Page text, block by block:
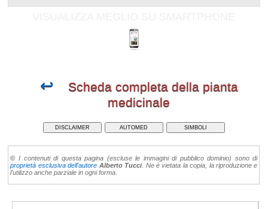
↩ Scheda completa della pianta
medicinale
DISCLAIMER AUTOMED SIMBOLI
© I contenuti di questa pagina (escluse le immagini di pubblico dominio) sono di
proprietà esclusiva dell'autore Alberto Tucci . Ne è vietata la copia, la riproduzione e
l'utilizzo anche parziale in ogni forma.